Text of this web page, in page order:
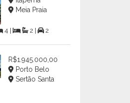
Meia Praia
4 | 2 | 2
R$1.945.000,00
Porto Belo
Sertão Santa